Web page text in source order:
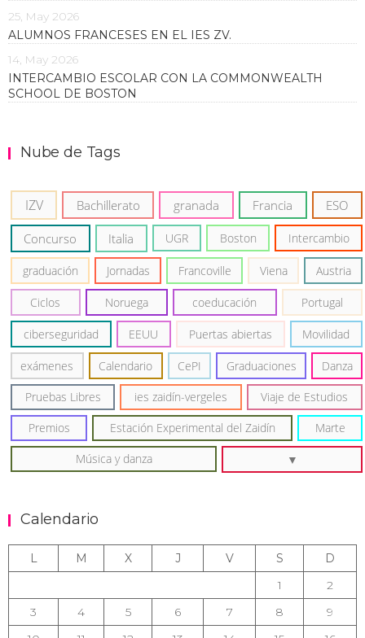
25, May 2026
ALUMNOS FRANCESES EN EL IES ZV.
14, May 2026
INTERCAMBIO ESCOLAR CON LA COMMONWEALTH
SCHOOL DE BOSTON
Nube de Tags
IZV Bachillerato granada Francia ESO
Concurso Italia UGR Boston Intercambio
graduación Jornadas Francoville Viena Austria
Ciclos Noruega coeducación Portugal
ciberseguridad EEUU Puertas abiertas Movilidad
exámenes Calendario CePI Graduaciones Danza
Pruebas Libres ies zaidín-vergeles Viaje de Estudios
Premios Estación Experimental del Zaidín Marte
Música y danza
Calendario
L M X J V S
D
1
2
3
4 5 6 7 8
9